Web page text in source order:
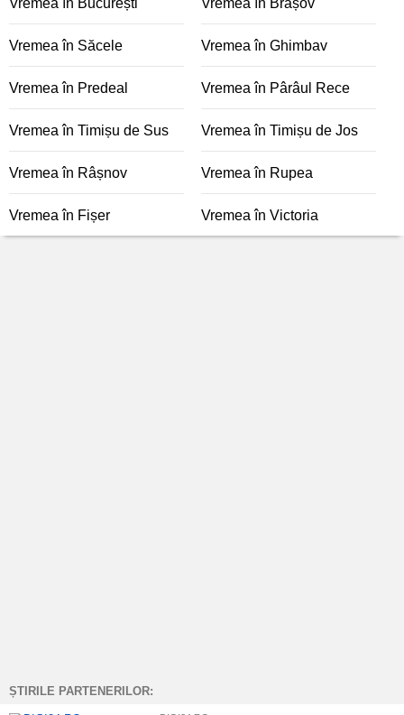
Vremea în București Vremea în Brașov
Vremea în Săcele Vremea în Ghimbav
Vremea în Predeal Vremea în Pârâul Rece
Vremea în Timișu de Sus Vremea în Timișu de Jos
Vremea în Râșnov Vremea în Rupea
Vremea în Fișer Vremea în Victoria
ȘTIRILE PARTENERILOR: